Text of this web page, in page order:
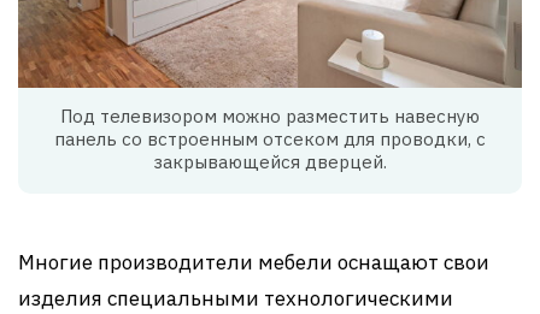
Под телевизором можно разместить навесную
панель со встроенным отсеком для проводки, с
закрывающейся дверцей.
Многие производители мебели оснащают свои
изделия специальными технологическими